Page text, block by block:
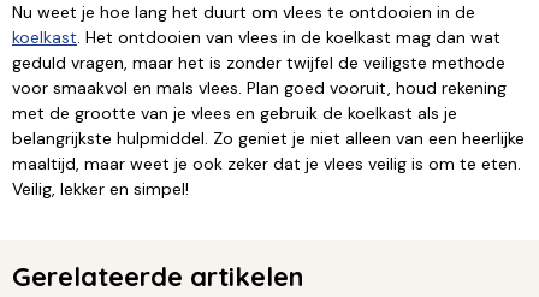
Nu weet je hoe lang het duurt om vlees te ontdooien in de
koelkast. Het ontdooien van vlees in de koelkast mag dan wat
geduld vragen, maar het is zonder twijfel de veiligste methode
voor smaakvol en mals vlees. Plan goed vooruit, houd rekening
met de grootte van je vlees en gebruik de koelkast als je
belangrijkste hulpmiddel. Zo geniet je niet alleen van een heerlijke
maaltijd, maar weet je ook zeker dat je vlees veilig is om te eten.
Veilig, lekker en simpel!
Gerelateerde artikelen